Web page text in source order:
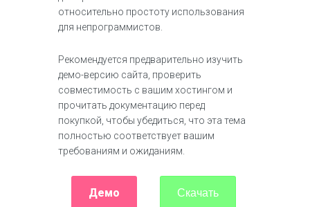
относительно простоту использования
для непрограммистов.
Рекомендуется предварительно изучить
демо-версию сайта, проверить
совместимость с вашим хостингом и
прочитать документацию перед
покупкой, чтобы убедиться, что эта тема
полностью соответствует вашим
требованиям и ожиданиям.
Демо Скачать